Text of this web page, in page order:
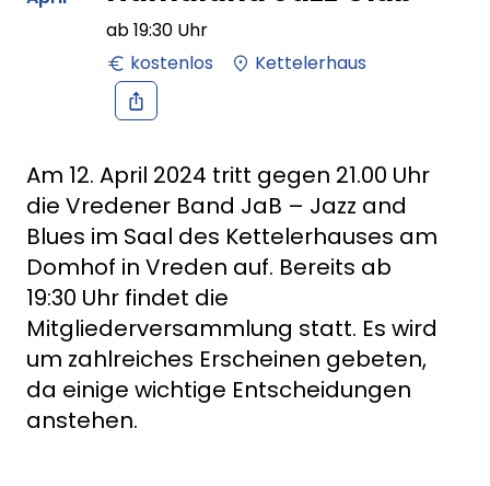
ab19:30 Uhr
kostenlos
Kettelerhaus
Am 12. April 2024 tritt gegen 21.00 Uhr
die Vredener Band JaB – Jazz and
Blues im Saal des Kettelerhauses am
Domhof in Vreden auf. Bereits ab
19:30 Uhr findet die
Mitgliederversammlung statt. Es wird
um zahlreiches Erscheinen gebeten,
da einige wichtige Entscheidungen
anstehen.